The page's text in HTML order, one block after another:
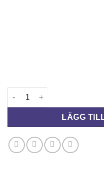
E-JUICE KIT 1 LITER mängd
LÄGG